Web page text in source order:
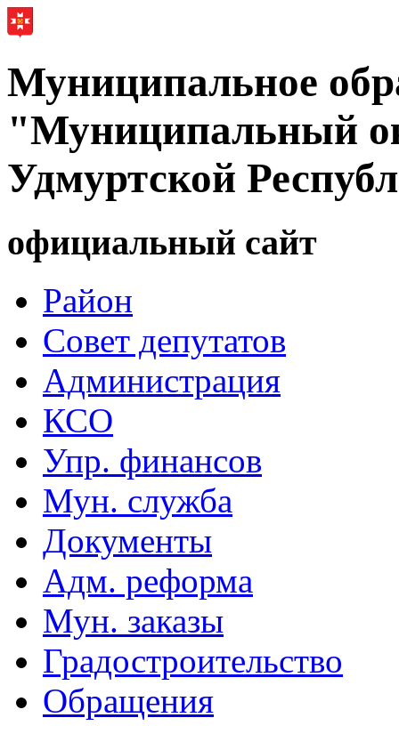
Муниципальное
"Муниципальный
Удмуртской
официальный сайт
Район
Совет депутатов
Администрация
КСО
Упр. финансов
Мун. служба
Документы
Адм. реформа
Мун. заказы
Градостроительство
Обращения